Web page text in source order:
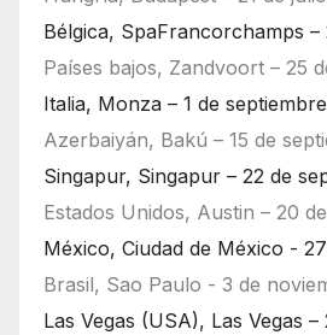
Bélgica, SpaFrancorchamps –
Países bajos, Zandvoort – 25
Italia, Monza – 1 de septiembre
Azerbaiyán, Bakú – 15 de
Singapur, Singapur – 22 de
Estados Unidos, Austin – 20
México, Ciudad de México -
Brasil, Sao Paulo - 3 de
Las Vegas (USA), Las Vegas